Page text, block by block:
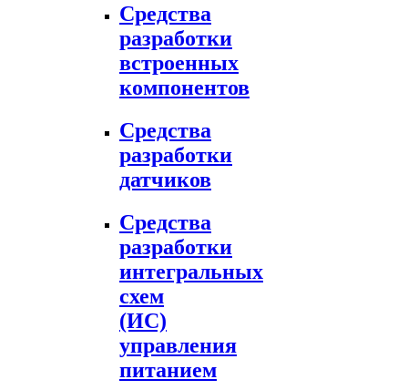
Средства
разработки
встроенных
компонентов
Средства
разработки
датчиков
Средства
разработки
интегральных
схем
(ИС)
управления
питанием